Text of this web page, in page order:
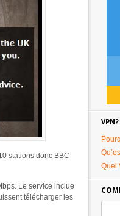
stations donc BBC
Le service inclue
télécharger les
VPN?
Quel